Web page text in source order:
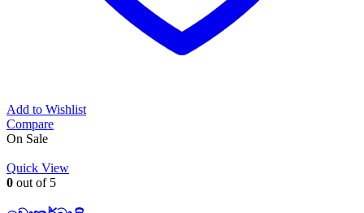
Add to Wishlist
Compare
On Sale
Quick View
0 out of 5